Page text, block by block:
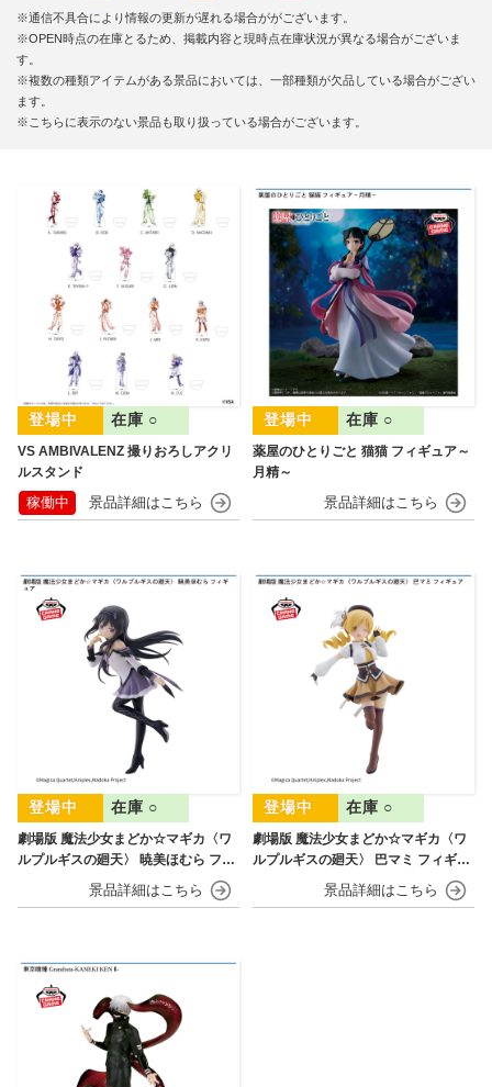
※通信不具合により情報の更新が遅れる場合ががございます。
※OPEN時点の在庫とるため、掲載内容と現時点在庫状況が異なる場合がございま
す。
※複数の種類アイテムがある景品においては、一部種類が欠品している場合がござい
ます。
※こちらに表示のない景品も取り扱っている場合がございます。
VS AMBIVALENZ 撮りおろしアクリ
ルスタンド
在庫 ○
稼働中
薬屋のひとりごと 猫猫 フィギュア～
月精～
在庫 ○
劇場版 魔法少女まどか☆マギカ〈ワ
ルプルギスの廻天〉 暁美ほむら フィ
在庫 ○
劇場版 魔法少女まどか☆マギカ〈ワ
ルプルギスの廻天〉 巴マミ フィギュ
在庫 ○